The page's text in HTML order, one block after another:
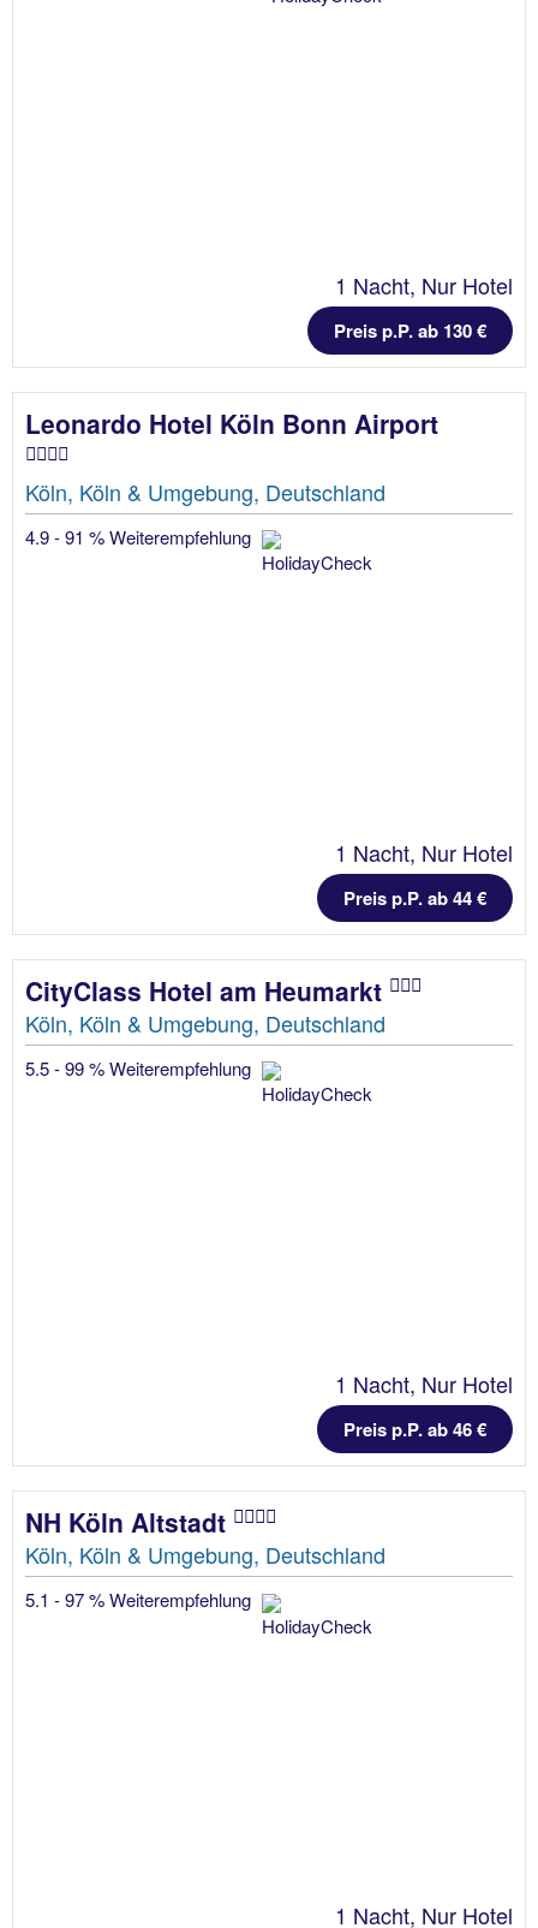
1 Nacht, Nur Hotel
Preis p.P. ab 130 €
Leonardo Hotel Köln Bonn Airport
Köln, Köln & Umgebung, Deutschland
4.9 - 91 % Weiterempfehlung
1 Nacht, Nur Hotel
Preis p.P. ab 44 €
CityClass Hotel am Heumarkt
Köln, Köln & Umgebung, Deutschland
5.5 - 99 % Weiterempfehlung
1 Nacht, Nur Hotel
Preis p.P. ab 46 €
NH Köln Altstadt
Köln, Köln & Umgebung, Deutschland
5.1 - 97 % Weiterempfehlung
1 Nacht, Nur Hotel